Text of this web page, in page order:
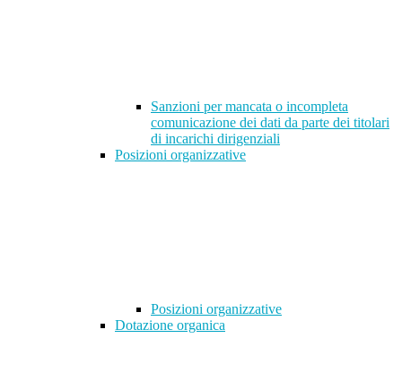
Sanzioni per mancata o incompleta
comunicazione dei dati da parte dei titolari
di incarichi dirigenziali
Posizioni organizzative
Posizioni organizzative
Dotazione organica